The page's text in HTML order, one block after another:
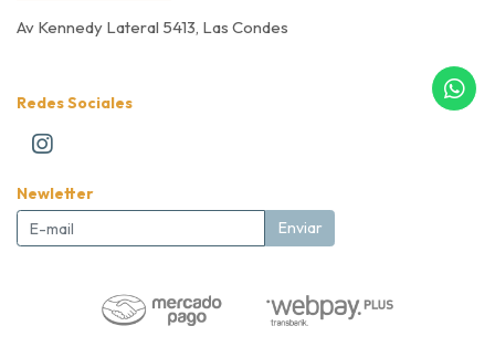
Av Kennedy Lateral 5413, Las Condes
Redes Sociales
Newletter
Enviar